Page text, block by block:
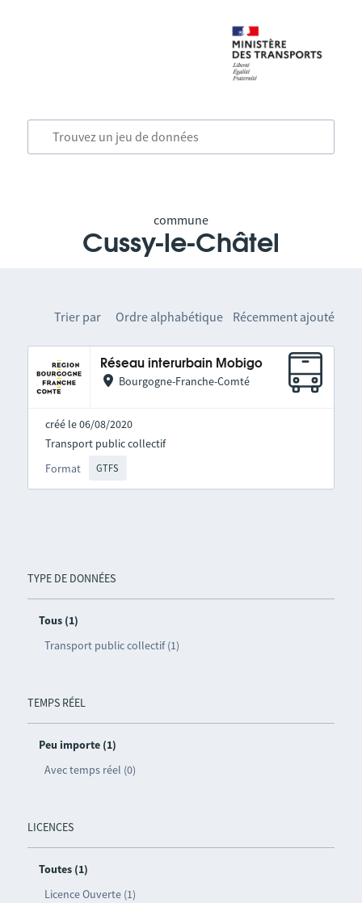
commune
Cussy-le-Châtel
TYPE DE DONNÉES
Tous (1)
Transport public collectif (1)
TEMPS RÉEL
Peu importe (1)
Avec temps réel (0)
LICENCES
Toutes (1)
Licence Ouverte (1)
Trier par Ordre alphabétique Récemment ajouté
Réseau interurbain Mobigo
Bourgogne-Franche-Comté
créé le 06/08/2020
Format GTFS
Transport public collectif